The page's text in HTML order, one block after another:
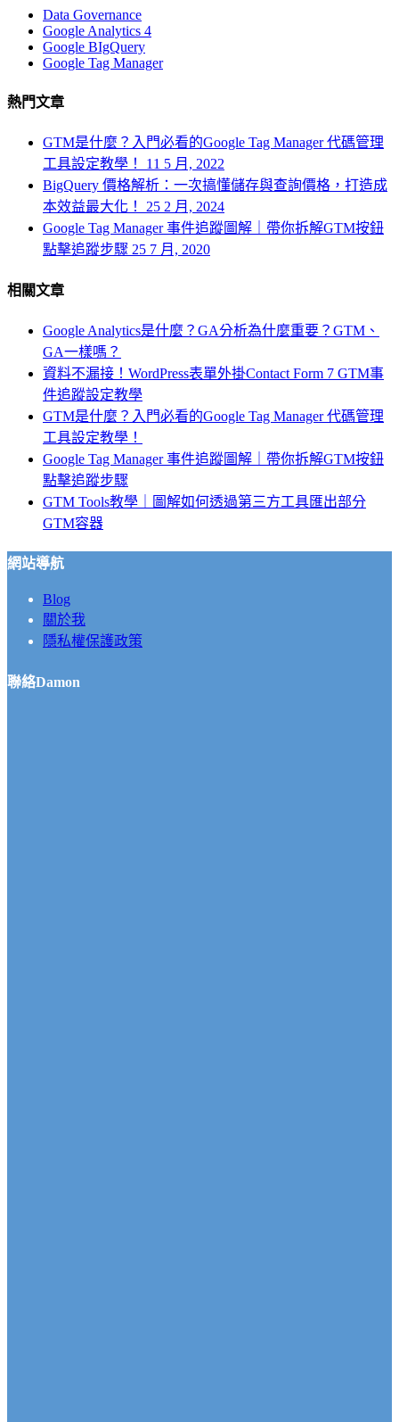
Data Governance
Google Analytics 4
Google BIgQuery
Google Tag Manager
熱門文章
GTM是什麼？入門必看的Google Tag Manager 代碼管理
工具設定教學！
11 5 月, 2022
BigQuery 價格解析：一次搞懂儲存與查詢價格，打造成
本效益最大化！
25 2 月, 2024
Google Tag Manager 事件追蹤圖解｜帶你拆解GTM按鈕
點擊追蹤步驟 25 7 月, 2020
相關文章
Google Analytics是什麼？GA分析為什麼重要？GTM、
GA一樣嗎？
資料不漏接！WordPress表單外掛Contact Form 7 GTM事
件追蹤設定教學
GTM是什麼？入門必看的Google Tag Manager 代碼管理
工具設定教學！
Google Tag Manager 事件追蹤圖解｜帶你拆解GTM按鈕
點擊追蹤步驟
GTM Tools教學｜圖解如何透過第三方工具匯出部分
GTM容器
網站導航
Blog
關於我
隱私權保護政策
聯絡Damon